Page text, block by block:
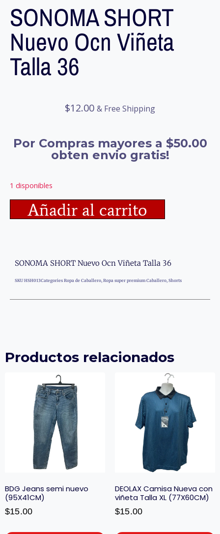
SONOMA SHORT
Nuevo Ocn Viñeta
Talla 36
$12.00 & Free Shipping
Por Compras mayores a $50.00
obten envio gratis!
1 disponibles
Añadir al carrito
SONOMA SHORT Nuevo Ocn Viñeta Talla 36
SKU HSH013Categories Ropa de Caballero, Ropa super premium Caballero, Shorts
Productos relacionados
BDG Jeans semi nuevo
(95X41CM)
$15.00
DEOLAX Camisa Nueva con
viñeta Talla XL (77X60CM)
$15.00